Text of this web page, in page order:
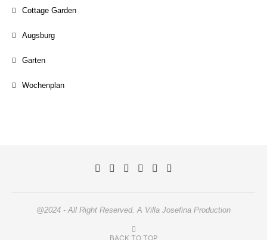
Cottage Garden
Augsburg
Garten
Wochenplan
@2024 - All Right Reserved. A Villa Josefina Production
BACK TO TOP